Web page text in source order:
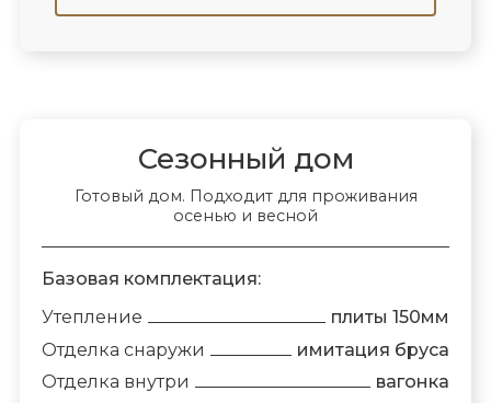
Сезонный дом
Готовый дом. Подходит для проживания
осенью и весной
Базовая комплектация:
Утепление
плиты 150мм
Отделка снаружи
имитация бруса
Отделка внутри
вагонка